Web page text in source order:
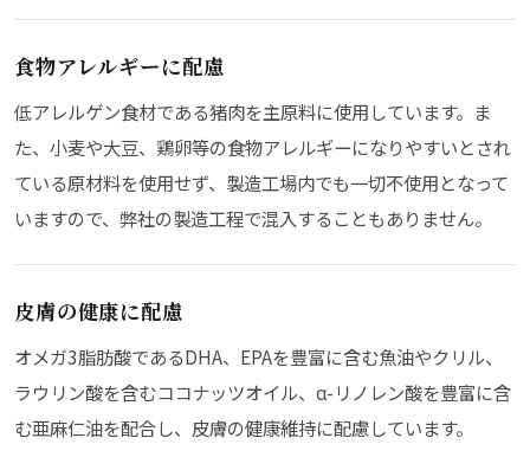
食物アレルギーに配慮
低アレルゲン食材である猪肉を主原料に使用しています。ま
た、小麦や大豆、鶏卵等の食物アレルギーになりやすいとされ
ている原材料を使用せず、製造工場内でも一切不使用となって
いますので、弊社の製造工程で混入することもありません。
皮膚の健康に配慮
オメガ3脂肪酸であるDHA、EPAを豊富に含む魚油やクリル、
ラウリン酸を含むココナッツオイル、α-リノレン酸を豊富に含
む亜麻仁油を配合し、皮膚の健康維持に配慮しています。